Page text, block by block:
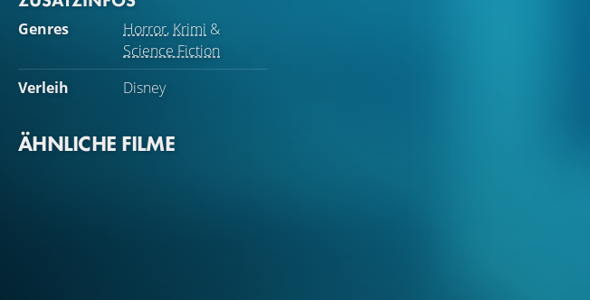
Genres Horror, Krimi &
Science Fiction
Verleih
Disney
ÄHNLICHE FILME